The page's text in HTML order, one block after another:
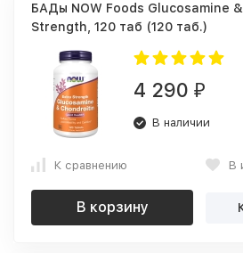
БАДы NOW Foods Glucosamine
Strength, 120 таб (120 таб.)
4 290 ₽
В наличии
К сравнению В
В корзину